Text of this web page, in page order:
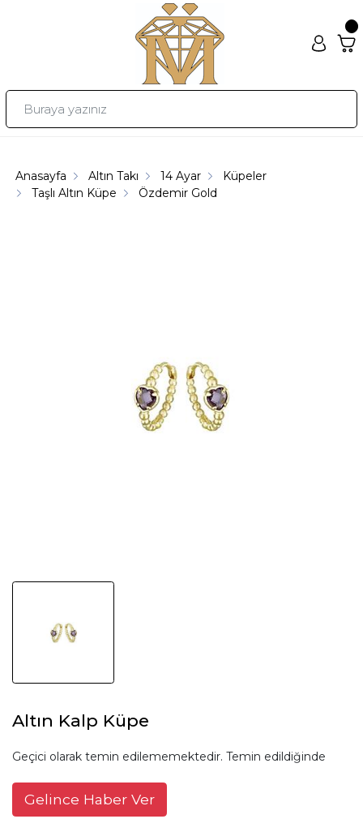
Anasayfa Altın Takı 14 Ayar
Küpeler
Taşlı Altın Küpe
Özdemir Gold
Altın Kalp Küpe
Geçici olarak temin edilememektedir. Temin edildiğinde
Gelince Haber Ver